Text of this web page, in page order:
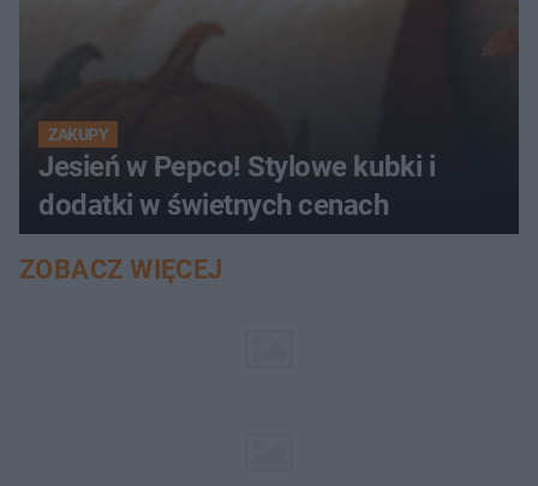
ZAKUPY
Jesień w Pepco! Stylowe kubki i
dodatki w świetnych cenach
ZOBACZ WIĘCEJ